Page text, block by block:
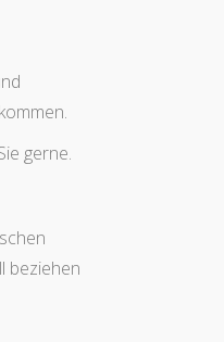
gerne.
beziehen